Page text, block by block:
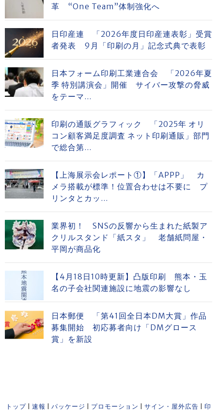
革 “One Team”体制強化へ
日印産連 「2026年度日印産連表彰」受賞
者発表 9月「印刷の月」記念式典で表彰
日本フォーム印刷工業連合会 「2026年夏
季 特別講演会」開催 サイバー攻撃の脅威
をテーマ...
印刷の通販グラフィック 「2025年 オリ
コン顧客満足度調査 ネット印刷通販」部門
で総合第...
【上海展示会レポート①】「APPP」 カ
メラ搭載が標準！位置合わせは不要に プ
リンタとカッ...
業界初！ SNSの反響から生まれた紙製ア
クリルスタンド「紙スタ」 老舗紙問屋・
平岡が商品化
【4月18日10時更新】凸版印刷 熊本・玉
名の子会社関連施設に地震の影響なし
日本郵便 「第41回全日本DM大賞」作品
募集開始 初応募者向け「DMグロース
賞」を新設
トップ 速報 パッケージ プロモーション サイン・屋外広告
印